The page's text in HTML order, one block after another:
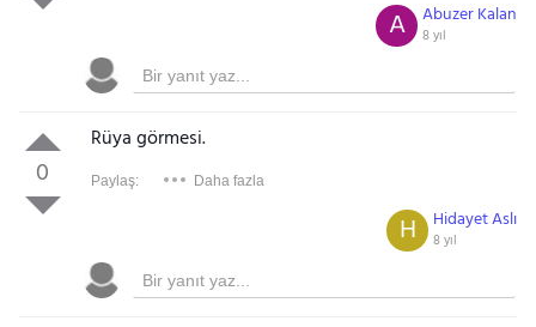
Abuzer Kalan
8 yıl
A
0
Rüya görmesi.
Paylaş: Daha fazla
Hidayet Aslı
8 yıl
H